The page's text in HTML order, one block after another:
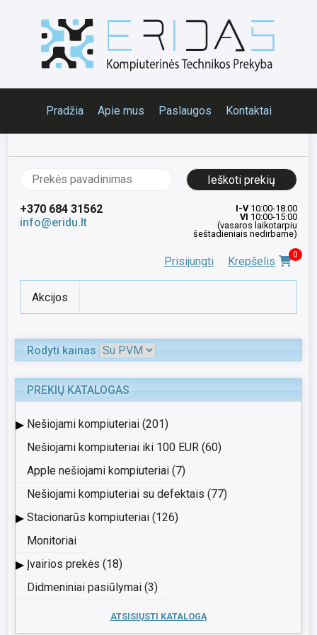
Pradžia Apie mus Paslaugos Kontaktai
Ieškoti:
+370 684 31562
info@eridu.lt
I-V10:00-18:00
VI 10:00-15:00
(vasaros laikotarpiu
šeštadieniais nedirbame)
Prisijungti Krepšelis 0
Akcijos
Rodyti kainas
PREKIŲ KATALOGAS
▸ Nešiojami kompiuteriai (201)
Nešiojami kompiuteriai iki 100 EUR (60)
Apple nešiojami kompiuteriai (7)
Nešiojami kompiuteriai su defektais (77)
▸ Stacionarūs kompiuteriai (126)
Monitoriai
▸ Įvairios prekės (18)
Didmeniniai pasiūlymai (3)
ATSISIŲSTI KATALOGĄ